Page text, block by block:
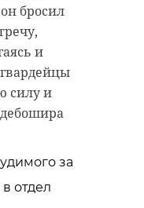
бросил
и
силу и
за
отдел